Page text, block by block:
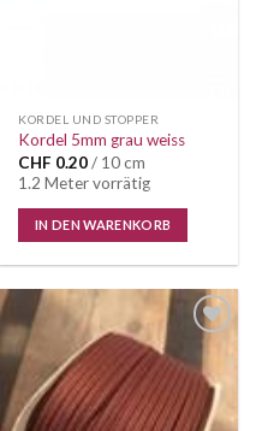
KORDEL UND STOPPER
Kordel 5mm grau weiss
CHF 0.20/ 10 cm
1.2 Meter vorrätig
IN DEN WARENKORB
Auf die
Wunschliste